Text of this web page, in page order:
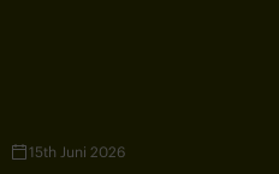
15th Juni 2026